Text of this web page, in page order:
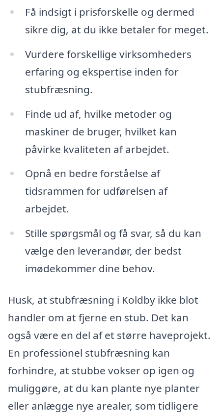
Få indsigt i prisforskelle og dermed
sikre dig, at du ikke betaler for meget.
Vurdere forskellige virksomheders
erfaring og ekspertise inden for
stubfræsning.
Finde ud af, hvilke metoder og
maskiner de bruger, hvilket kan
påvirke kvaliteten af arbejdet.
Opnå en bedre forståelse af
tidsrammen for udførelsen af
arbejdet.
Stille spørgsmål og få svar, så du kan
vælge den leverandør, der bedst
imødekommer dine behov.
Husk, at stubfræsning i Koldby ikke blot
handler om at fjerne en stub. Det kan
også være en del af et større haveprojekt.
En professionel stubfræsning kan
forhindre, at stubbe vokser op igen og
muliggøre, at du kan plante nye planter
eller anlægge nye arealer, som tidligere